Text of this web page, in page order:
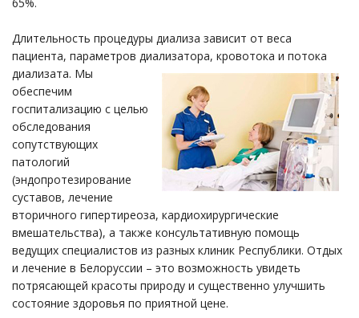
Длительность процедуры диализа зависит от веса
пациента, параметров диализатора, кровотока и потока
диализата. Мы
обеспечим
госпитализацию с целью
обследования
сопутствующих
патологий
(эндопротезирование
суставов, лечение
вторичного гипертиреоза, кардиохирургические
вмешательства), а также консультативную помощь
ведущих специалистов из разных клиник Республики. Отдых
и лечение в Белоруссии – это возможность увидеть
потрясающей красоты природу и существенно улучшить
состояние здоровья по приятной цене.